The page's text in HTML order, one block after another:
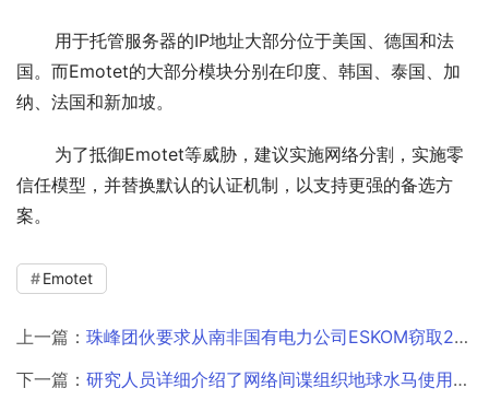
国。而Emotet的大部分模块分别在印度、韩国、泰国、加
纳、法国和新加坡。
信任模型，并替换默认的认证机制，以支持更强的备选方
案。
Emotet
上一篇： 珠峰团伙要求从南非国有电力公司ESKOM窃取200K美元的数据￼
下一篇： 研究人员详细介绍了网络间谍组织地球水马使用的恶意工具￼